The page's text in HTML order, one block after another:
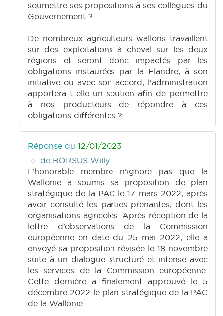
soumettre ses propositions à ses collègues du
Gouvernement ?
De nombreux agriculteurs wallons travaillent
sur des exploitations à cheval sur les deux
régions et seront donc impactés par les
obligations instaurées par la Flandre, à son
initiative ou avec son accord, l'administration
apportera-t-elle un soutien afin de permettre
à nos producteurs de répondre à ces
obligations différentes ?
Réponse du 12/01/2023
de BORSUS Willy
L’honorable membre n’ignore pas que la
Wallonie a soumis sa proposition de plan
stratégique de la PAC le 17 mars 2022, après
avoir consulté les parties prenantes, dont les
organisations agricoles. Après réception de la
lettre d’observations de la Commission
européenne en date du 25 mai 2022, elle a
envoyé sa proposition révisée le 18 novembre
suite à un dialogue structuré et intense avec
les services de la Commission européenne.
Cette dernière a finalement approuvé le 5
décembre 2022 le plan stratégique de la PAC
de la Wallonie.